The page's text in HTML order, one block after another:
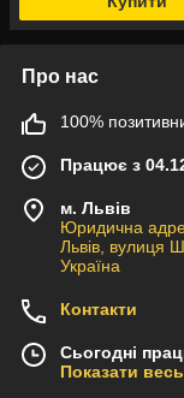
Про нас
100%
Працює з
м. Львів
Юридична
Львів, вулиця
Україна
Контакти
Сьогодні
Показати